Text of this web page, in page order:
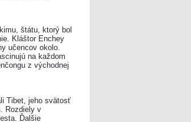
štátu, ktorý bol
Kláštor Enchey
učencov okolo.
na každom
z východnej
Tibet, jeho svätosť
Rozdiely v
Ďalšie